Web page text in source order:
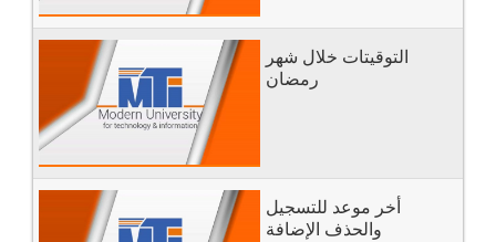
التوقيتات خلال شهر
رمضان
أخر موعد للتسجيل
والحذف الإضافة